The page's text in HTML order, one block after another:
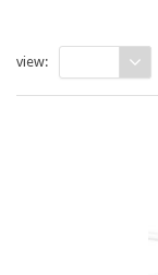
view: